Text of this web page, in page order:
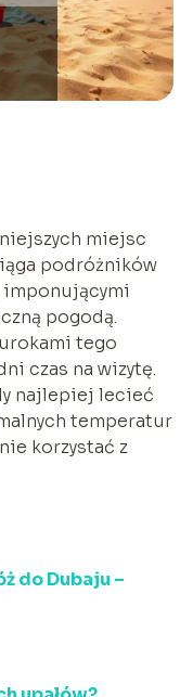
miejsc
podróżników
pogodą.
tego
czas na wizytę.
najlepiej lecieć
temperatur
korzystać z
do Dubaju –